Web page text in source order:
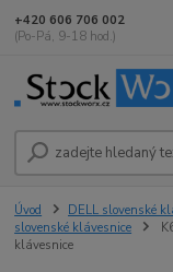
+420 606 706 002
(Po-Pá, 9-18 hod.)
Úvod DELL slovenské
slovenské klávesnice
klávesnice